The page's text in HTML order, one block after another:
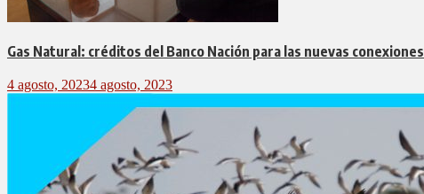
Gas Natural: créditos del Banco Nación para las nuevas conexiones
4 agosto, 20234 agosto, 2023